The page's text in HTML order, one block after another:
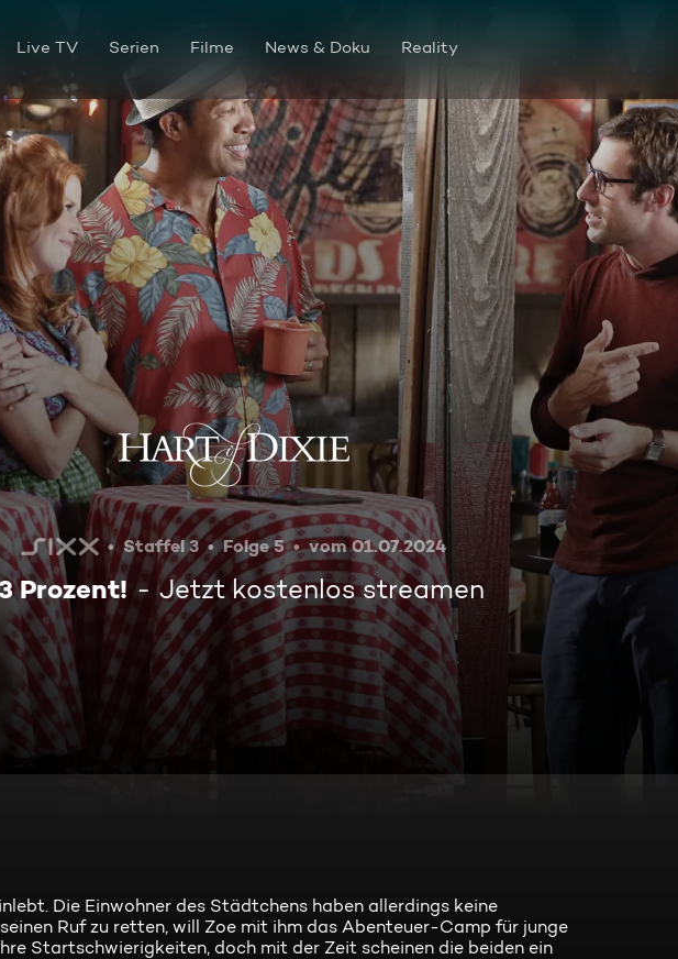
Live TV Serien Filme News & Doku Reality
13 Prozent!
Staffel 3 Folge 5 vom 01.07.2024
Prozent! Jetzt kostenlos streamen
Die Einwohner des Städtchens haben allerdings keine
Ruf zu retten, will Zoe mit ihm das Abenteuer-Camp für junge
Startschwierigkeiten, doch mit der Zeit scheinen die beiden ein